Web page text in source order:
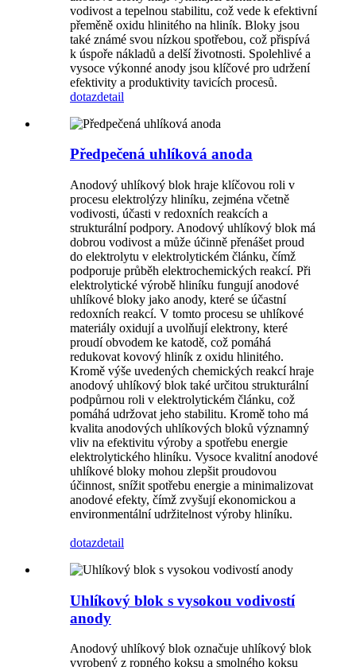
vodivost a tepelnou stabilitu, což vede k efektivní
přeměně oxidu hlinitého na hliník. Bloky jsou
také známé svou nízkou spotřebou, což přispívá
k úspoře nákladů a delší životnosti. Spolehlivé a
vysoce výkonné anody jsou klíčové pro udržení
efektivity a produktivity tavicích procesů.
dotazdetail
Předpečená uhlíková anoda
Anodový uhlíkový blok hraje klíčovou roli v
procesu elektrolýzy hliníku, zejména včetně
vodivosti, účasti v redoxních reakcích a
strukturální podpory. Anodový uhlíkový blok má
dobrou vodivost a může účinně přenášet proud
do elektrolytu v elektrolytickém článku, čímž
podporuje průběh elektrochemických reakcí. Při
elektrolytické výrobě hliníku fungují anodové
uhlíkové bloky jako anody, které se účastní
redoxních reakcí. V tomto procesu se uhlíkové
materiály oxidují a uvolňují elektrony, které
proudí obvodem ke katodě, což pomáhá
redukovat kovový hliník z oxidu hlinitého.
Kromě výše uvedených chemických reakcí hraje
anodový uhlíkový blok také určitou strukturální
podpůrnou roli v elektrolytickém článku, což
pomáhá udržovat jeho stabilitu. Kromě toho má
kvalita anodových uhlíkových bloků významný
vliv na efektivitu výroby a spotřebu energie
elektrolytického hliníku. Vysoce kvalitní anodové
uhlíkové bloky mohou zlepšit proudovou
účinnost, snížit spotřebu energie a minimalizovat
anodové efekty, čímž zvyšují ekonomickou a
environmentální udržitelnost výroby hliníku.
dotazdetail
Uhlíkový blok s vysokou vodivostí
anody
Anodový uhlíkový blok označuje uhlíkový blok
vyrobený z ropného koksu a smolného koksu